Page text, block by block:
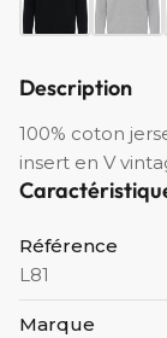
Description
100% coton
insert en V
Référence
L81
Marque